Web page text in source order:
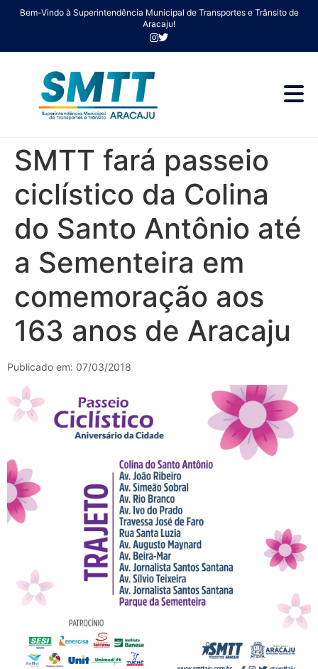
Bem-Vindo à Superintendência Municipal de Transportes e Trânsito de
Aracaju!
SMTT fará passeio
ciclístico da Colina
do Santo Antônio até
a Sementeira em
comemoração aos
163 anos de Aracaju
Publicado em: 07/03/2018